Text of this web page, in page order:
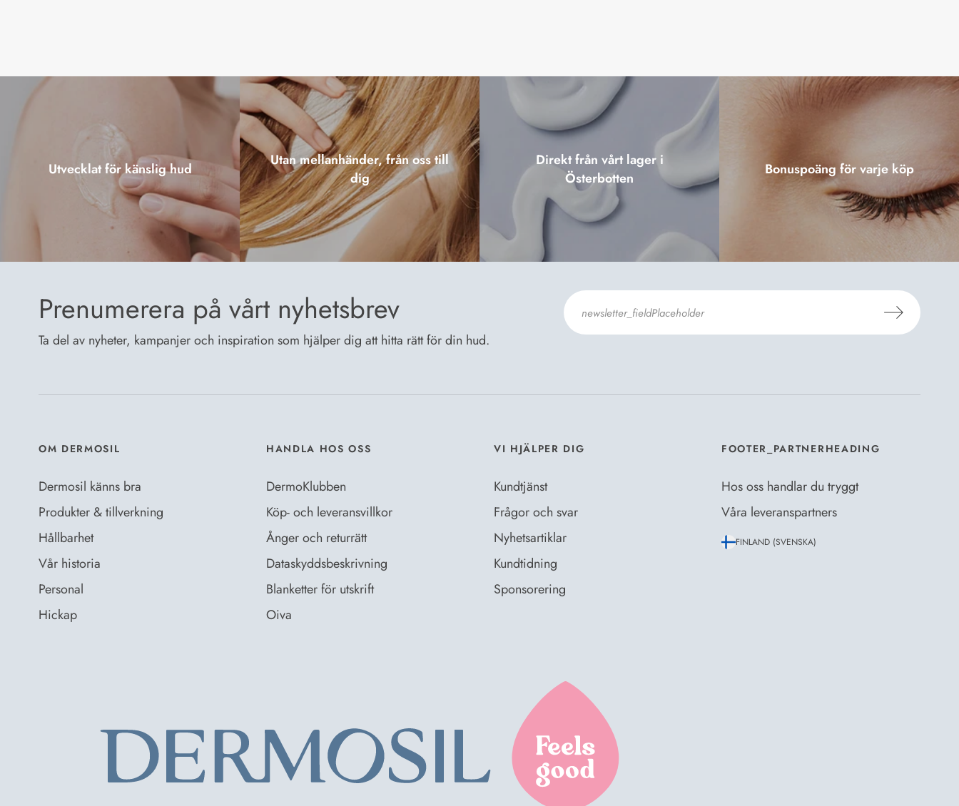
Utvecklat för känslig hud
Utan mellanhänder, från oss till
dig
Direkt från vårt lager i
Österbotten
Bonuspoäng för varje köp
Prenumerera på vårt nyhetsbrev
Ta del av nyheter, kampanjer och inspiration som hjälper dig att hitta rätt för din hud.
OM DERMOSIL
Dermosil känns bra
Produkter & tillverkning
Hållbarhet
Vår historia
Personal
Hickap
HANDLA HOS OSS
DermoKlubben
Köp- och leveransvillkor
Ånger och returrätt
Dataskyddsbeskrivning
Blanketter för utskrift
Oiva
VI HJÄLPER DIG
Kundtjänst
Frågor och svar
Nyhetsartiklar
Kundtidning
Sponsorering
FOOTER_PARTNERHEADING
Hos oss handlar du tryggt
Våra leveranspartners
FINLAND (SVENSKA)